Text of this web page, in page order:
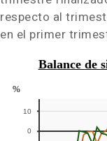
respecto al
en el primer